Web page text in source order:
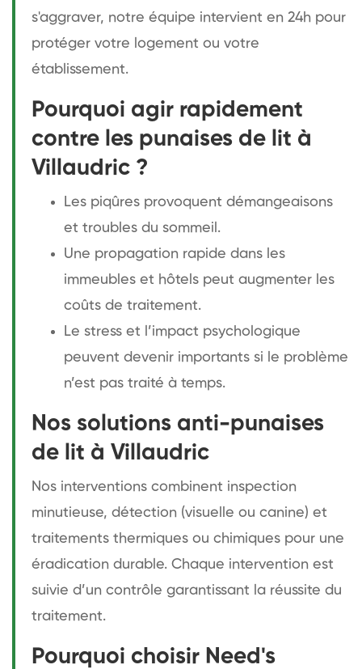
s'aggraver, notre équipe intervient en 24h pour
protéger votre logement ou votre
établissement.
Pourquoi agir rapidement
contre les punaises de lit à
Villaudric ?
Les piqûres provoquent démangeaisons
et troubles du sommeil.
Une propagation rapide dans les
immeubles et hôtels peut augmenter les
coûts de traitement.
Le stress et l’impact psychologique
peuvent devenir importants si le problème
n’est pas traité à temps.
Nos solutions anti-punaises
de lit à Villaudric
Nos interventions combinent inspection
minutieuse, détection (visuelle ou canine) et
traitements thermiques ou chimiques pour une
éradication durable. Chaque intervention est
suivie d’un contrôle garantissant la réussite du
traitement.
Pourquoi choisir Need's